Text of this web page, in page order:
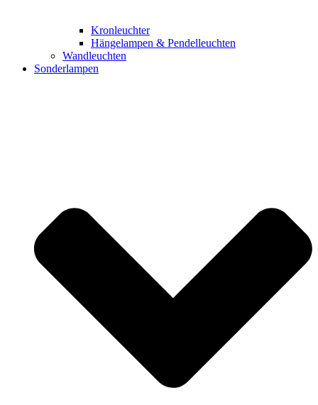
Kronleuchter
Hängelampen & Pendelleuchten
Wandleuchten
Sonderlampen